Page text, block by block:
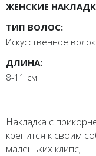
ЖЕНСКИЕ
ТИП ВОЛОС:
Искусственное
ДЛИНА:
8-11 см
Накладка с
крепится к своим
маленьких клипс;